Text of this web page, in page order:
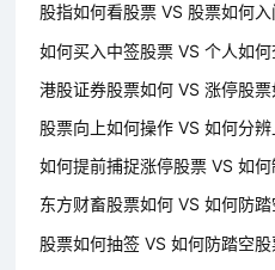
股指如何看股票 VS 股票如何
港股证券股票如何 VS 涨停股
东方财畜股票如何 VS 如何防
股票如何抽签 VS 如何防踏空股